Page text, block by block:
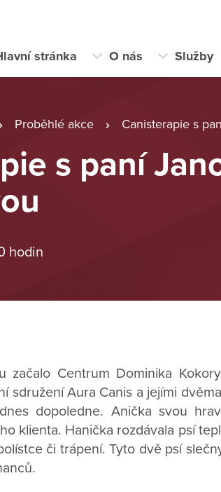
stránka O nás Služby
Proběhlé akce Canisterapie s
s paní
hodin
začalo Centrum Dominika
sdružení Aura Canis a jejími
dopoledne. Anička svou
klienta. Hanička rozdávala psí
či trápení. Tyto dvě psí